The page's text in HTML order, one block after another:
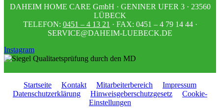
DAHEIM HOME CARE GmbH · GENINER UFER 3 · 23560
LÜBECK
TELEFON: 0451 – 4 13 21 · FAX: 0451 – 4 79 14 44 ·
SERVICE@DAHEIM-LUEBECK.DE
Instagram
Startseite Kontakt Mitarbeiterbereich
Impressum
Datenschutzerklärung
Hinweisgeberschutzgesetz
Cookie-
Einstellungen